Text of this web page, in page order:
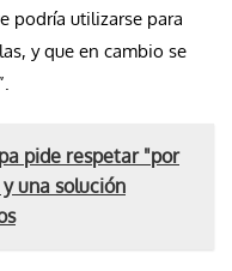
podría utilizarse para
y que en cambio se
pide respetar "por
una solución